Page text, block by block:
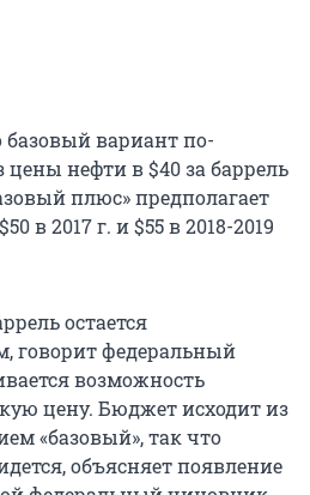
базовый вариант по-
нефти в $40 за баррель
плюс» предполагает
в 2017 г. и $55 в 2018-2019
остается
говорит федеральный
возможность
цену. Бюджет исходит из
«базовый», так что
объясняет появление